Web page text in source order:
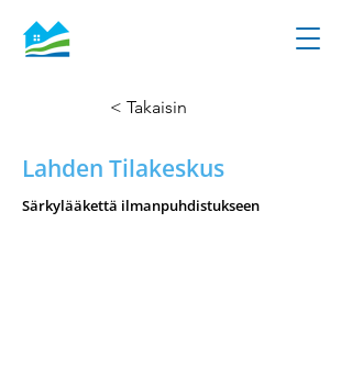
< Takaisin
Lahden Tilakeskus
Särkylääkettä ilmanpuhdistukseen